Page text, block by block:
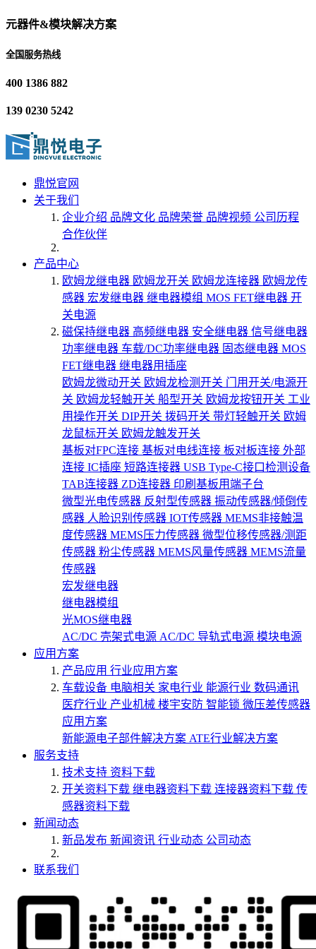
元器件&模块解决方案
全国服务热线
400 1386 882
139 0230 5242
鼎悦官网
关于我们
企业介绍 品牌文化 品牌荣誉 品牌视频 公司历程
合作伙伴
产品中心
欧姆龙继电器 欧姆龙开关 欧姆龙连接器 欧姆龙传
感器 宏发继电器 继电器模组 MOS FET继电器 开
关电源
磁保持继电器 高频继电器 安全继电器 信号继电器
功率继电器 车载/DC功率继电器 固态继电器 MOS
FET继电器 继电器用插座
欧姆龙微动开关 欧姆龙检测开关 门用开关/电源开
关 欧姆龙轻触开关 船型开关 欧姆龙按钮开关 工业
用操作开关 DIP开关 拨码开关 带灯轻触开关 欧姆
龙鼠标开关 欧姆龙触发开关
基板对FPC连接 基板对电线连接 板对板连接 外部
连接 IC插座 短路连接器 USB Type-C接口检测设备
TAB连接器 ZD连接器 印刷基板用端子台
微型光电传感器 反射型传感器 振动传感器/倾倒传
感器 人脸识别传感器 IOT传感器 MEMS非接触温
度传感器 MEMS压力传感器 微型位移传感器/测距
传感器 粉尘传感器 MEMS风量传感器 MEMS流量
传感器
宏发继电器
继电器模组
光MOS继电器
AC/DC 壳架式电源 AC/DC 导轨式电源 模块电源
应用方案
产品应用 行业应用方案
车载设备 电脑相关 家电行业 能源行业 数码通讯
医疗行业 产业机械 楼宇安防 智能锁 微压差传感器
应用方案
新能源电子部件解决方案 ATE行业解决方案
服务支持
技术支持 资料下载
开关资料下载 继电器资料下载 连接器资料下载 传
感器资料下载
新闻动态
新品发布 新闻资讯 行业动态 公司动态
联系我们